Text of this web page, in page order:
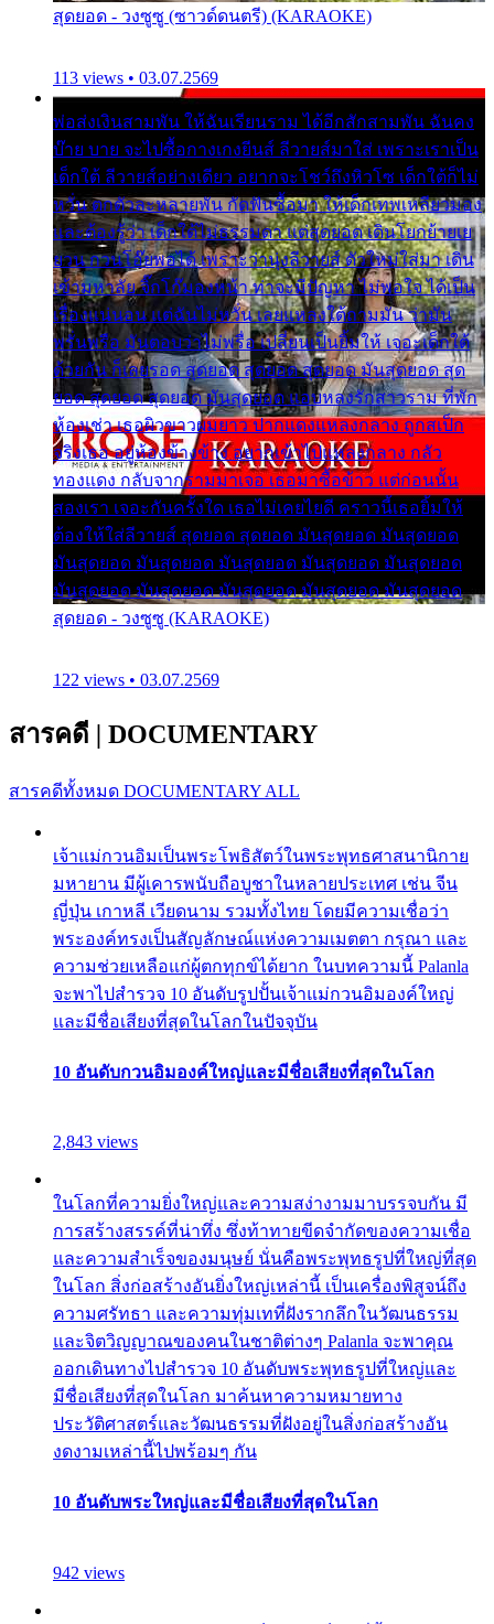
สุดยอด - วงซูซู (ซาวด์ดนตรี) (KARAOKE)
113 views • 03.07.2569
พ่อส่งเงินสามพัน ให้ฉันเรียนราม ได้อีกสักสามพัน ฉันคง
บ๊าย บาย จะไปซื้อกางเกงยีนส์ ลีวายส์มาใส่ เพราะเราเป็น
เด็กใต้ ลีวายส์อย่างเดียว อยากจะโชว์ถึงหิวโซ เด็กใต้ก็ไม่
หวั่น ตกตัวละหลายพัน กัดฟันซื้อมา ให้เด็กเทพเหลียวมอง
และต้องรู้ว่า เด็กใต้ไม่ธรรมดา แต่สุดยอด เดินโยกย้ายเย
ยวน กวนโอ๊ยพอได้ เพราะว่านุ่งลีวายส์ ตัวใหม่ใส่มา เดิน
เข้ามหาลัย จิ๊กโก๊มองหน้า ท่าจะมีปัญหา ไม่พอใจ ได้เป็น
เรื่องแน่นอน แต่ฉันไม่หวั่น เลยแหลงใต้ถามมัน ว่ามัน
พรั่นพรือ มันตอบว่าไม่พรื่อ เปลี่ยนเป็นยิ้มให้ เจอะเด็กใต้
ด้วยกัน ก็เลยรอด สุดยอด สุดยอด สุดยอด มันสุดยอด สุด
ยอด สุดยอด สุดยอด มันสุดยอด แอบหลงรักสาวราม ที่พัก
ห้องเช่า เธอผิวขาวผมยาว ปากแดงแหลงกลาง ถูกสเป็ก
จริงเธอ อยู่ห้องข้างข้าง อยากเข้าไปแหลงกลาง กลัว
ทองแดง กลับจากรามมาเจอ เธอมาซื้อข้าว แต่ก่อนนั้น
สองเรา เจอะกันครั้งใด เธอไม่เคยไยดี คราวนี้เธอยิ้มให้
ต้องให้ใส่ลีวายส์ สุดยอด สุดยอด มันสุดยอด มันสุดยอด
มันสุดยอด มันสุดยอด มันสุดยอด มันสุดยอด มันสุดยอด
มันสุดยอด มันสุดยอด มันสุดยอด มันสุดยอด มันสุดยอด
สุดยอด - วงซูซู (KARAOKE)
122 views • 03.07.2569
สารคดี | DOCUMENTARY
สารคดีทั้งหมด DOCUMENTARY ALL
เจ้าแม่กวนอิมเป็นพระโพธิสัตว์ในพระพุทธศาสนานิกาย
มหายาน มีผู้เคารพนับถือบูชาในหลายประเทศ เช่น จีน
ญี่ปุ่น เกาหลี เวียดนาม รวมทั้งไทย โดยมีความเชื่อว่า
พระองค์ทรงเป็นสัญลักษณ์แห่งความเมตตา กรุณา และ
ความช่วยเหลือแก่ผู้ตกทุกข์ได้ยาก ในบทความนี้ Palanla
จะพาไปสำรวจ 10 อันดับรูปปั้นเจ้าแม่กวนอิมองค์ใหญ่
และมีชื่อเสียงที่สุดในโลกในปัจจุบัน
10 อันดับกวนอิมองค์ใหญ่และมีชื่อเสียงที่สุดในโลก
2,843 views
ในโลกที่ความยิ่งใหญ่และความสง่างามมาบรรจบกัน มี
การสร้างสรรค์ที่น่าทึ่ง ซึ่งท้าทายขีดจำกัดของความเชื่อ
และความสำเร็จของมนุษย์ นั่นคือพระพุทธรูปที่ใหญ่ที่สุด
ในโลก สิ่งก่อสร้างอันยิ่งใหญ่เหล่านี้ เป็นเครื่องพิสูจน์ถึง
ความศรัทธา และความทุ่มเทที่ฝังรากลึกในวัฒนธรรม
และจิตวิญญาณของคนในชาติต่างๆ Palanla จะพาคุณ
ออกเดินทางไปสำรวจ 10 อันดับพระพุทธรูปที่ใหญ่และ
มีชื่อเสียงที่สุดในโลก มาค้นหาความหมายทาง
ประวัติศาสตร์และวัฒนธรรมที่ฝังอยู่ในสิ่งก่อสร้างอัน
งดงามเหล่านี้ไปพร้อมๆ กัน
10 อันดับพระใหญ่และมีชื่อเสียงที่สุดในโลก
942 views